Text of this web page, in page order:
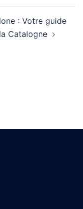
: Votre guide
Catalogne